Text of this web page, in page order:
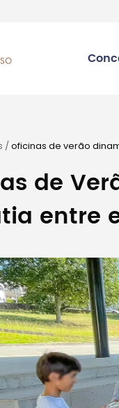
/oficinas de verão
de
entre